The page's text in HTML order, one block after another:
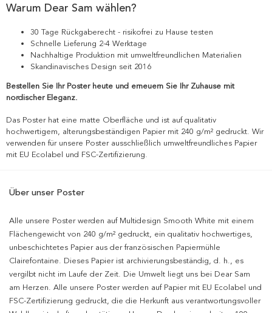
Warum Dear Sam wählen?
30 Tage Rückgaberecht - risikofrei zu Hause testen
Schnelle Lieferung 2-4 Werktage
Nachhaltige Produktion mit umweltfreundlichen Materialien
Skandinavisches Design seit 2016
Bestellen Sie Ihr Poster heute und erneuern Sie Ihr Zuhause mit
nordischer Eleganz.
Das Poster hat eine matte Oberfläche und ist auf qualitativ
hochwertigem, alterungsbeständigen Papier mit 240 g/m² gedruckt. Wir
verwenden für unsere Poster ausschließlich umweltfreundliches Papier
mit EU Ecolabel und FSC-Zertifizierung.
Über unser Poster
Alle unsere Poster werden auf Multidesign Smooth White mit einem
Flächengewicht von 240 g/m² gedruckt, ein qualitativ hochwertiges,
unbeschichtetes Papier aus der französischen Papiermühle
Clairefontaine. Dieses Papier ist archivierungsbeständig, d. h., es
vergilbt nicht im Laufe der Zeit. Die Umwelt liegt uns bei Dear Sam
am Herzen. Alle unsere Poster werden auf Papier mit EU Ecolabel und
FSC-Zertifizierung gedruckt, die die Herkunft aus verantwortungsvoller